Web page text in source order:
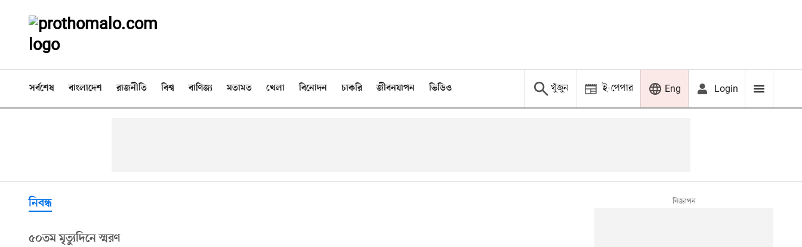
সর্বশেষ বাংলাদেশ রাজনীতি বিশ্ব বাণিজ্য মতামত খেলা বিনোদন চাকরি জীবনযাপন ভিডিও খুঁজুন ই-পেপার Eng Login
নিবন্ধ
৫০তম মৃত্যুদিনে স্মরণ